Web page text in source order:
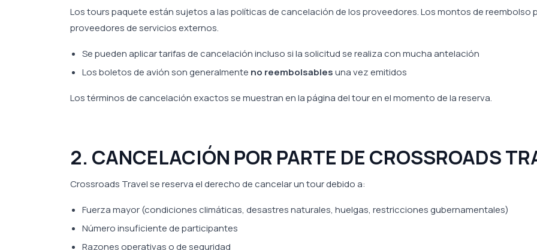
Los tours paquete están sujetos a las políticas de cancelación de los proveedores. Los montos de reembolso
proveedores de servicios externos.
Se pueden aplicar tarifas de cancelación incluso si la solicitud se realiza con mucha antelación
Los boletos de avión son generalmente no reembolsablesuna vez emitidos
Los términos de cancelación exactos se muestran en la página del tour en el momento de la reserva.
2. CANCELACIÓN POR PARTE DE CROSSROADS
Crossroads Travel se reserva el derecho de cancelar un tour debido a:
Fuerza mayor (condiciones climáticas, desastres naturales, huelgas, restricciones gubernamentales)
Número insuficiente de participantes
Razones operativas o de seguridad